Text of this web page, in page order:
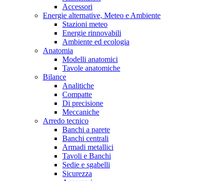
Accessori
Energie alternative, Meteo e Ambiente
Stazioni meteo
Energie rinnovabili
Ambiente ed ecologia
Anatomia
Modelli anatomici
Tavole anatomiche
Bilance
Analitiche
Compatte
Di precisione
Meccaniche
Arredo tecnico
Banchi a parete
Banchi centrali
Armadi metallici
Tavoli e Banchi
Sedie e sgabelli
Sicurezza